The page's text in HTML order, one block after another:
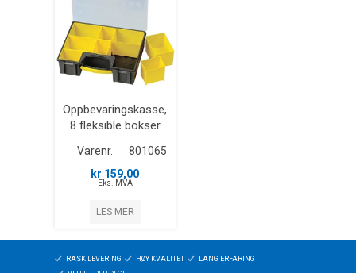
Oppbevaringskasse,
8 fleksible bokser
Varenr.
801065
kr 159,00
Eks. MVA
LES MER
RASK LEVERING HØY KVALITET
LANG ERFARING